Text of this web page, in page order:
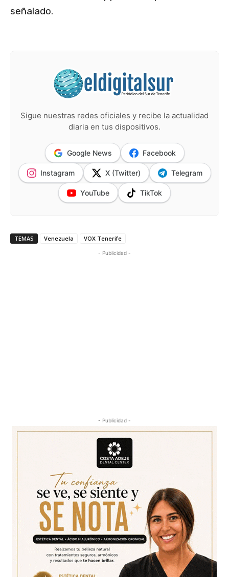
señalado.
Sigue nuestras redes oficiales y recibe la actualidad
diaria en tus dispositivos.
Google News Facebook
Instagram X (Twitter) Telegram
YouTube TikTok
TEMAS Venezuela VOX Tenerife
- Publicidad -
- Publicidad -